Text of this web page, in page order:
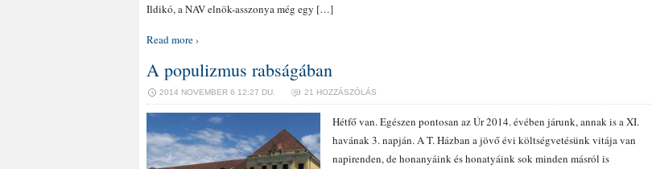
Ildikó, a NAV elnök-asszonya még egy […]
Read more ›
A populizmus rabságában
2014 NOVEMBER 6 12:27 DU. 21 HOZZÁSZÓLÁS
Hétfő van. Egészen pontosan az Úr 2014. évében járunk, annak is a XI.
havának 3. napján. A T. Házban a jövő évi költségvetésünk vitája van
napirenden, de honanyáink és honatyáink sok minden másról is